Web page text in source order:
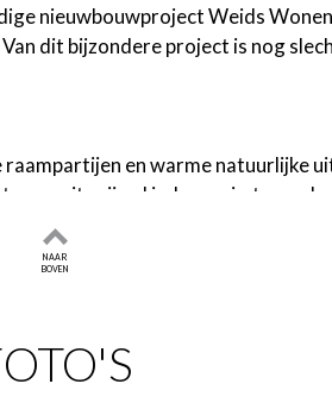
nieuwbouwproject Weids
dit bijzondere project is nog
en warme natuurlijke
vanuit vrijwel iedere ruimte van
NAAR
BOVEN